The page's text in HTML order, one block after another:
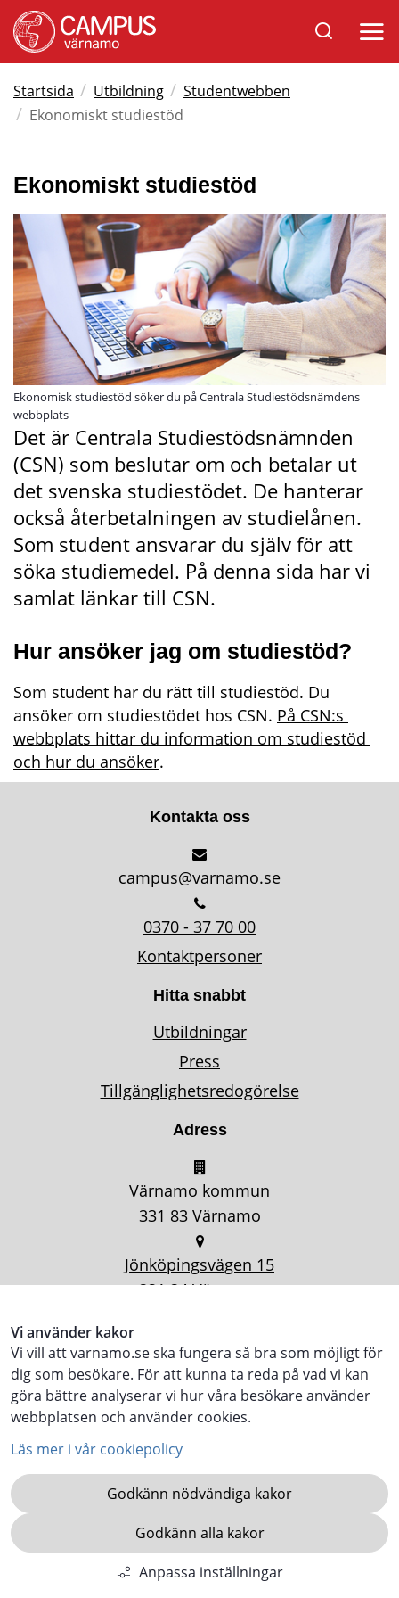
Vi använder kakor
Vi vill att varnamo.se ska fungera så bra som möjligt för
dig som besökare. För att kunna ta reda på vad vi kan
göra bättre analyserar vi hur våra besökare använder
webbplatsen och använder cookies.
Läs mer i vår cookiepolicy
Godkänn nödvändiga kakor
Godkänn alla kakor
Anpassa inställningar
Sök
på
Varnamo.se
Öppna
Startsida / Utbildning / Studentwebben
/ Ekonomiskt studiestöd
Ekonomiskt studiestöd
Ekonomisk studiestöd söker du på Centrala Studiestödsnämdens
webbplats
Det är Centrala Studiestödsnämnden
(CSN) som beslutar om och betalar ut
det svenska studiestödet. De hanterar
också återbetalningen av studielånen.
Som student ansvarar du själv för att
söka studiemedel. På denna sida har vi
samlat länkar till CSN.
Hur ansöker jag om studiestöd?
Som student har du rätt till studiestöd. Du
ansöker om studiestödet hos CSN. På CSN:s
webbplats hittar du information om studiestöd
och hur du ansöker.
Kontakta oss
campus@varnamo.se
0370 - 37 70 00
Kontaktpersoner
Hitta snabbt
Utbildningar
Press
Tillgänglighetsredogörelse
Adress
Värnamo kommun
331 83 Värnamo
Jönköpingsvägen 15
331 34 Värnamo
KOMMUN.VARNAMO.SE